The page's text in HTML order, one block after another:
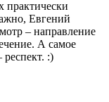
практически
Евгений
– направление
А самое
респект. :)